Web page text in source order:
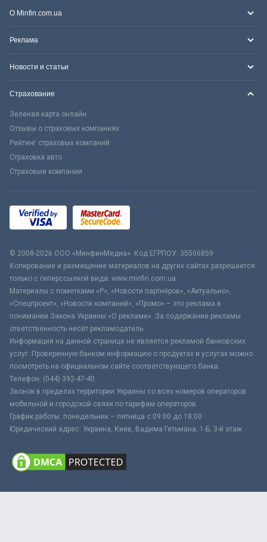
О Minfin.com.ua
Реклама
Новости и статьи
Страхование
Зеленая карта онлайн
Отзывы о страховых компаниях
Рейтинг страховых компаний
Страховка авто
Страховые компании
© 2008-2026 ООО «МинфинМедиа». Код ЕГРПОУ: 35506859
Копирование и размещение материалов на других сайтах разрешается
только с гиперссылкой вида: www.minfin.com.ua
Материалы с пометками «Р», «Новости партнёров», «Актуально»,
«Спецпроект», «Новости компаний», «Промо» – это реклама в
понимании Закона Украины «О рекламе». За содержание рекламы
ответственность несёт рекламодатель.
Информация на данной странице не является рекламой банковских
услуг. Проверенную банком информацию о продуктах и услугах можно
посмотреть на официальном сайте соответствующего банка.
Телефон: (044) 392-47-40
Звонок в пределах территории Украины со всех номеров операторов
мобильной и городской связи по тарифам операторов
График работы: понедельник – пятница с 09:00 до 18:00
Юридический адрес: Украина, Киев, Вадима Гетьмана, 1-Б, 3-й этаж